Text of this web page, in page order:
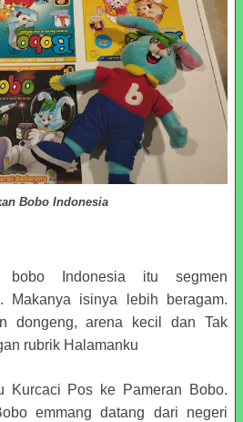
Bobo Indonesia
bobo Indonesia itu segmen
Makanya isinya lebih beragam.
dongeng, arena kecil dan Tak
rubrik Halamanku
Kurcaci Pos ke Pameran Bobo.
emmang datang dari negeri